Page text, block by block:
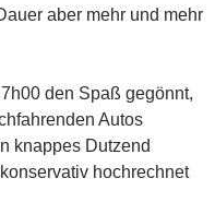
aber mehr und mehr
den Spaß gegönnt,
Autos
knappes Dutzend
hochrechnet
…